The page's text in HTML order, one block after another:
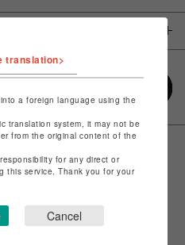
translation>
a foreign language using the
translation system, it may not be
from the original content of the
for any direct or
this service. Thank you for your
Cancel